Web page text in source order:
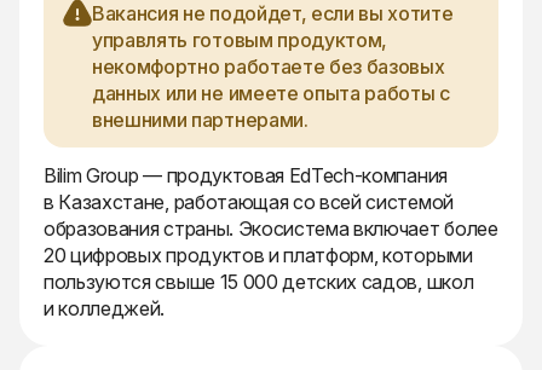
Вакансия не подойдет, если вы хотите
управлять готовым продуктом,
некомфортно работаете без базовых
данных или не имеете опыта работы с
внешними партнерами.
Bilim Group — продуктовая EdTech-компания
в Казахстане, работающая со всей системой
образования страны. Экосистема включает более
20 цифровых продуктов и платформ, которыми
пользуются свыше 15 000 детских садов, школ
и колледжей.